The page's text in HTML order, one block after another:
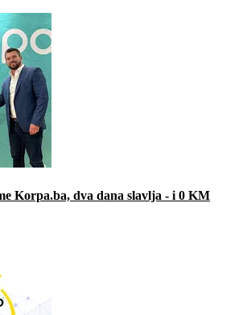
Korpa.ba, dva dana slavlja - i 0 KM